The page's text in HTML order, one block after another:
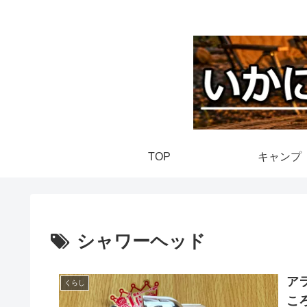
TOP キャンプ
シャワーヘッド
くらし
ア
こ